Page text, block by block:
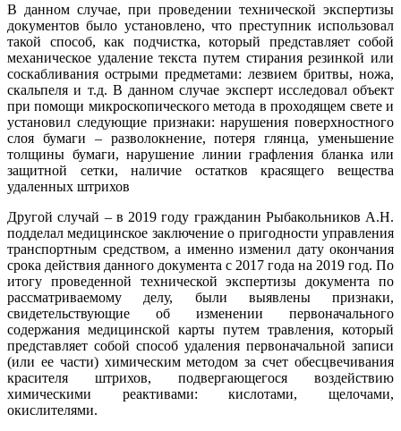
В данном случае, при проведении технической экспертизы
документов было установлено, что преступник использовал
такой способ, как подчистка, который представляет собой
механическое удаление текста путем стирания резинкой или
соскабливания острыми предметами: лезвием бритвы, ножа,
скальпеля и т.д. В данном случае эксперт исследовал объект
при помощи микроскопического метода в проходящем свете и
установил следующие признаки: нарушения поверхностного
слоя бумаги – разволокнение, потеря глянца, уменьшение
толщины бумаги, нарушение линии графления бланка или
защитной сетки, наличие остатков красящего вещества
удаленных штрихов
Другой случай – в 2019 году гражданин Рыбакольников А.Н.
подделал медицинское заключение о пригодности управления
транспортным средством, а именно изменил дату окончания
срока действия данного документа с 2017 года на 2019 год. По
итогу проведенной технической экспертизы документа по
рассматриваемому делу, были выявлены признаки,
свидетельствующие об изменении первоначального
содержания медицинской карты путем травления, который
представляет собой способ удаления первоначальной записи
(или ее части) химическим методом за счет обесцвечивания
красителя штрихов, подвергающегося воздействию
химическими реактивами: кислотами, щелочами,
окислителями.